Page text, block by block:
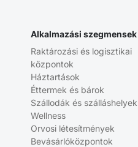
Alkalmazási szegmensek
Raktározási és logisztikai
központok
Háztartások
Éttermek és bárok
Szállodák és szálláshelyek
Wellness
Orvosi létesítmények
Bevásárlóközpontok